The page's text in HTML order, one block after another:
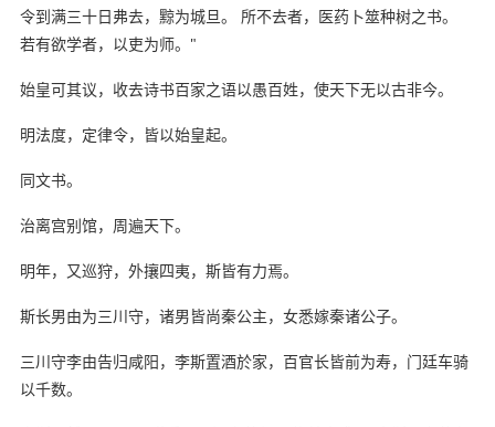
令到满三十日弗去，黥为城旦。 所不去者，医药卜筮种树之书。
若有欲学者，以吏为师。"
始皇可其议，收去诗书百家之语以愚百姓，使天下无以古非今。
明法度，定律令，皆以始皇起。
同文书。
治离宫别馆，周遍天下。
明年，又巡狩，外攘四夷，斯皆有力焉。
斯长男由为三川守，诸男皆尚秦公主，女悉嫁秦诸公子。
三川守李由告归咸阳，李斯置酒於家，百官长皆前为寿，门廷车骑
以千数。